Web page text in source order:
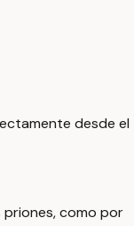
desde el
priones, como por